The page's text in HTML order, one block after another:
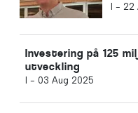
I - 22
Investering på 125
utveckling
I - 03 Aug 2025